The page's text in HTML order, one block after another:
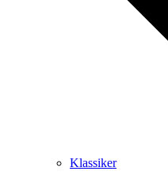
Klassiker